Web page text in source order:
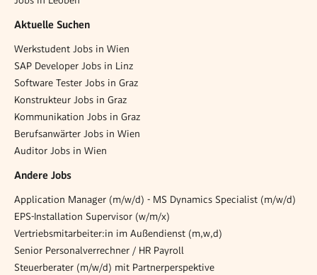
Aktuelle Suchen
Werkstudent Jobs in Wien
SAP Developer Jobs in Linz
Software Tester Jobs in Graz
Konstrukteur Jobs in Graz
Kommunikation Jobs in Graz
Berufsanwärter Jobs in Wien
Auditor Jobs in Wien
Andere Jobs
Application Manager (m/w/d) - MS Dynamics Specialist (m/w/d)
EPS-Installation Supervisor (w/m/x)
Vertriebsmitarbeiter:in im Außendienst (m,w,d)
Senior Personalverrechner / HR Payroll
Steuerberater (m/w/d) mit Partnerperspektive